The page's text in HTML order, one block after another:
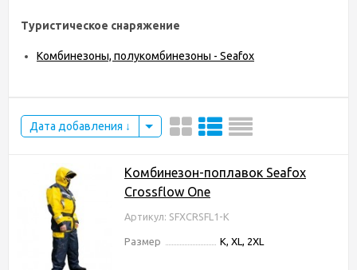
Туристическое снаряжение
Комбинезоны, полукомбинезоны - Seafox
Дата добавления
Комбинезон-поплавок Seafox
Crossflow One
Артикул: SFXCRSFL1-K
Размер K, XL, 2XL